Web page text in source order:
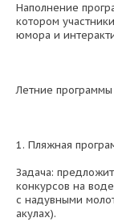
Наполнение
котором
юмора и
Летние
1. Пляжная
Задача:
конкурсов на
с надувными
акулах).